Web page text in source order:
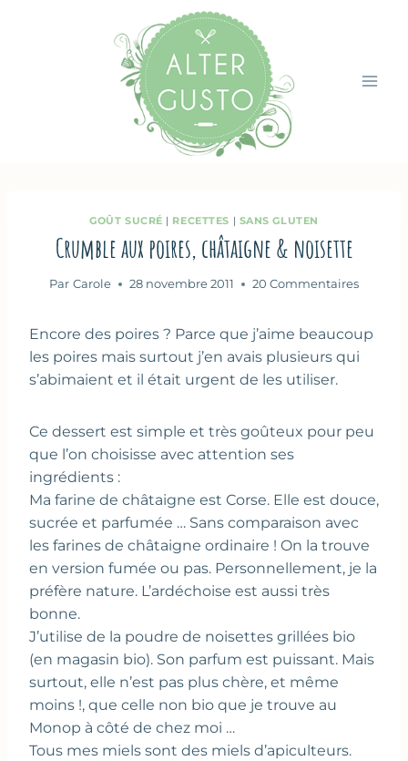
GOÛT SUCRÉ | RECETTES | SANS GLUTEN
Crumble aux poires, châtaigne & noisette
Par Carole 28 novembre 2011 20 Commentaires
Encore des poires ? Parce que j’aime beaucoup
les poires mais surtout j’en avais plusieurs qui
s’abimaient et il était urgent de les utiliser.
Ce dessert est simple et très goûteux pour peu
que l’on choisisse avec attention ses
ingrédients :
Ma farine de châtaigne est Corse. Elle est douce,
sucrée et parfumée … Sans comparaison avec
les farines de châtaigne ordinaire ! On la trouve
en version fumée ou pas. Personnellement, je la
préfère nature. L’ardéchoise est aussi très
bonne.
J’utilise de la poudre de noisettes grillées bio
(en magasin bio). Son parfum est puissant. Mais
surtout, elle n’est pas plus chère, et même
moins !, que celle non bio que je trouve au
Monop à côté de chez moi …
Tous mes miels sont des miels d’apiculteurs.